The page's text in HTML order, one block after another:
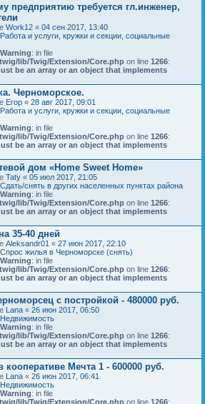
предприятию требуется гл.инженер,
Work12 « 04 сен 2017, 13:40
Работа и услуги, кружки и секции, социальные
: in file
lib/Twig/Extension/Core.php on line 1266:
be an array or an object that implements
Черноморское.
Егор « 28 авг 2017, 09:01
Работа и услуги, кружки и секции, социальные
: in file
lib/Twig/Extension/Core.php on line 1266:
be an array or an object that implements
дом «Home Sweet Home»
Taty « 05 июл 2017, 21:05
Сдать/снять в других населенных пунктах района
: in file
lib/Twig/Extension/Core.php on line 1266:
be an array or an object that implements
35-40 дней
Aleksandr01 « 27 июн 2017, 22:10
Спрос жилья в Черноморске (снять)
: in file
lib/Twig/Extension/Core.php on line 1266:
be an array or an object that implements
с постройкой - 480000 руб.
Lana « 26 июн 2017, 06:50
Недвижимость
: in file
lib/Twig/Extension/Core.php on line 1266:
be an array or an object that implements
кооперативе Мечта 1 - 600000 руб.
Lana « 26 июн 2017, 06:41
Недвижимость
: in file
lib/Twig/Extension/Core.php on line 1266: